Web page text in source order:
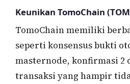
Keunikan TomoChain
TomoChain memiliki
seperti konsensus bukti
masternode, konfirmasi 2
transaksi yang hampir